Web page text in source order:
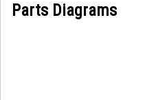
Parts Diagrams